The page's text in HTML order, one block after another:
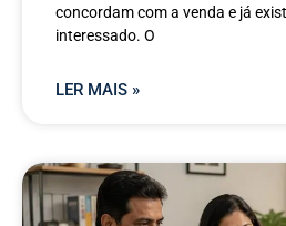
concordam com a venda e já
interessado. O
LER MAIS »